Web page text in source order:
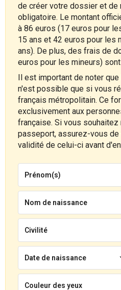
de créer votre dossier et
obligatoire. Le montant
à 86 euros (17 euros pour
15 ans et 42 euros pour les
ans). De plus, des frais de
euros pour les mineurs)
Il est important de noter
n'est possible que si vous
français métropolitain. Ce
exclusivement aux
française. Si vous
passeport, assurez-vous
validité de celui-ci avant
Prénom(s)
Nom de naissance
Civilité
Date de naissance
Couleur des yeux